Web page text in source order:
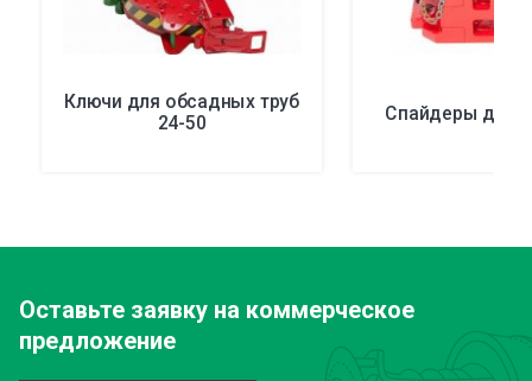
Ключи для обсадных труб
24-50 Спайдеры для
Оставьте заявку на коммерческое
предложение